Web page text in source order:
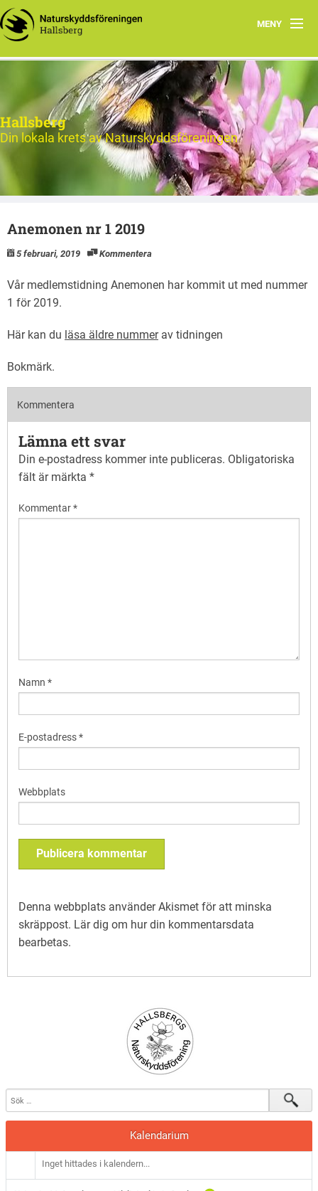
MENY
Hem
Nytt och Aktuellt
Verksamheten
Aktiviteter 2026
Natur
Hallsberg
Din lokala krets av Naturskyddsföreningen
Anemonen nr 1 2019
5 februari, 2019 Kommentera
Vår medlemstidning Anemonen har kommit ut med nummer
1 för 2019.
Här kan du läsa äldre nummerav tidningen
Bokmärk.
Kommentera
Lämna ett svar
Din e-postadress kommer inte publiceras. Obligatoriska
fält är märkta *
Kommentar*
Namn *
E-postadress*
Webbplats
Denna webbplats använder Akismet för att minska
skräppost. Lär dig om hur din kommentarsdata
bearbetas.
Kalendarium
Inget hittades i kalendern...